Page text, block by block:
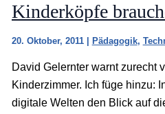
Kinderköpfe
20. Oktober, 2011 Pädagogik,
David Gelernter warnt zurecht
Kinderzimmer. Ich füge hinzu:
digitale Welten den Blick auf